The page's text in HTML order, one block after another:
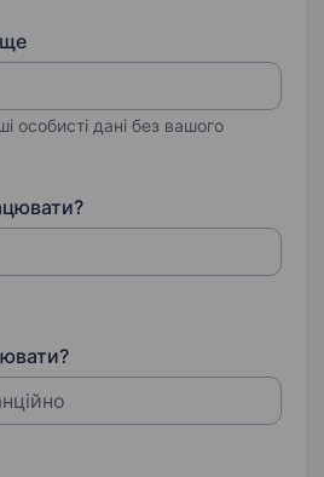
особисті дані без вашого